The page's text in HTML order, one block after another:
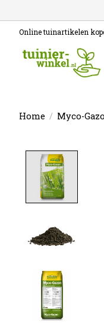
Online tuinartikelen
Home / Myco-